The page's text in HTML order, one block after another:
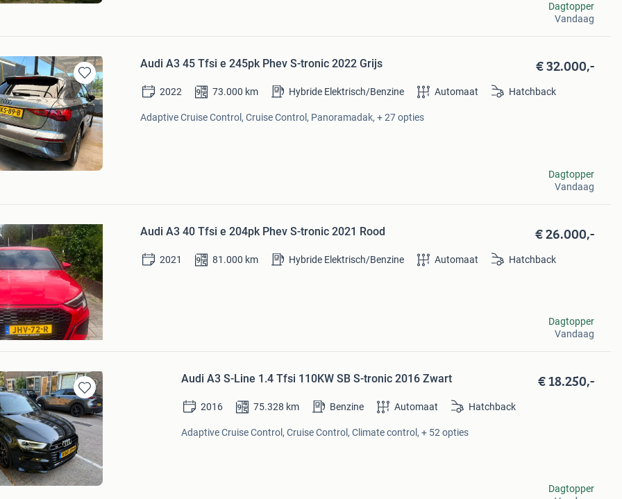
Dagtopper
Vandaag
Bewaren
in
Mijn
Favorieten
Audi A3 45 Tfsi e 245pk Phev S-tronic 2022 Grijs € 32.000,-
2022 73.000 km Hybride Elektrisch/Benzine Automaat Hatchback
Adaptive Cruise Control, Cruise Control, Panoramadak, + 27 opties
Dagtopper
Vandaag
Mijn
Favorieten
Audi A3 40 Tfsi e 204pk Phev S-tronic 2021 Rood € 26.000,-
2021 81.000 km Hybride Elektrisch/Benzine Automaat Hatchback
Dagtopper
Vandaag
Bewaren
in
Mijn
Favorieten
Audi A3 S-Line 1.4 Tfsi 110KW SB S-tronic 2016 Zwart € 18.250,-
2016 75.328 km Benzine Automaat Hatchback
Adaptive Cruise Control, Cruise Control, Climate control, + 52 opties
Dagtopper